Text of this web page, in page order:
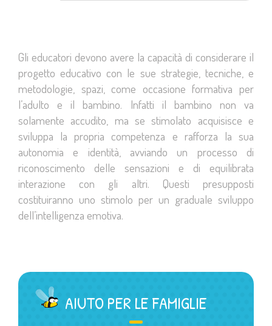
Gli educatori devono avere la capacità di considerare il
progetto educativo con le sue strategie, tecniche, e
metodologie, spazi, come occasione formativa per
l’adulto e il bambino. Infatti il bambino non va
solamente accudito, ma se stimolato acquisisce e
sviluppa la propria competenza e rafforza la sua
autonomia e identità, avviando un processo di
riconoscimento delle sensazioni e di equilibrata
interazione con gli altri. Questi presupposti
costituiranno uno stimolo per un graduale sviluppo
dell’intelligenza emotiva.
AIUTO PER LE FAMIGLIE